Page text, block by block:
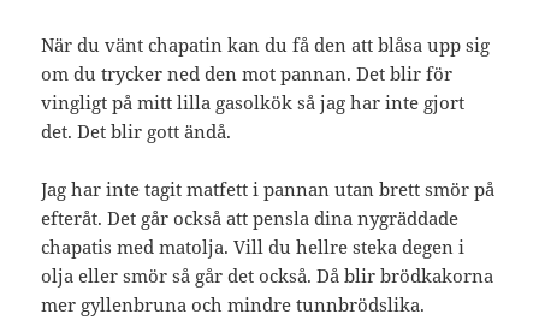
När du vänt chapatin kan du få den att blåsa upp sig
om du trycker ned den mot pannan. Det blir för
vingligt på mitt lilla gasolkök så jag har inte gjort
det. Det blir gott ändå.
Jag har inte tagit matfett i pannan utan brett smör på
efteråt. Det går också att pensla dina nygräddade
chapatis med matolja. Vill du hellre steka degen i
olja eller smör så går det också. Då blir brödkakorna
mer gyllenbruna och mindre tunnbrödslika.